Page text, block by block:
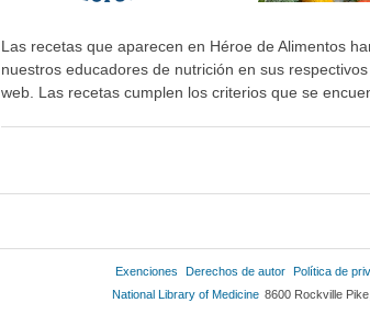
Las recetas que aparecen en Héroe de Alimentos
nuestros educadores de nutrición en sus
web. Las recetas cumplen los criterios que se
Exenciones Derechos de autor Política de
National Library of Medicine 8600 Rockville